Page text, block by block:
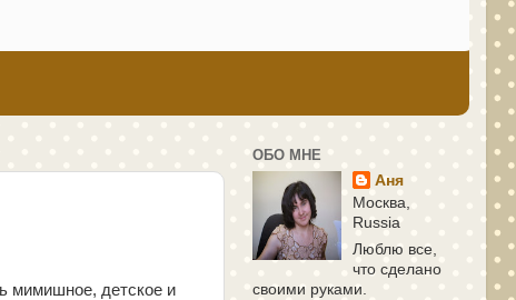
мимишное, детское и
ОБО МНЕ
Аня
Москва,
Russia
Люблю все,
что сделано
своими руками.